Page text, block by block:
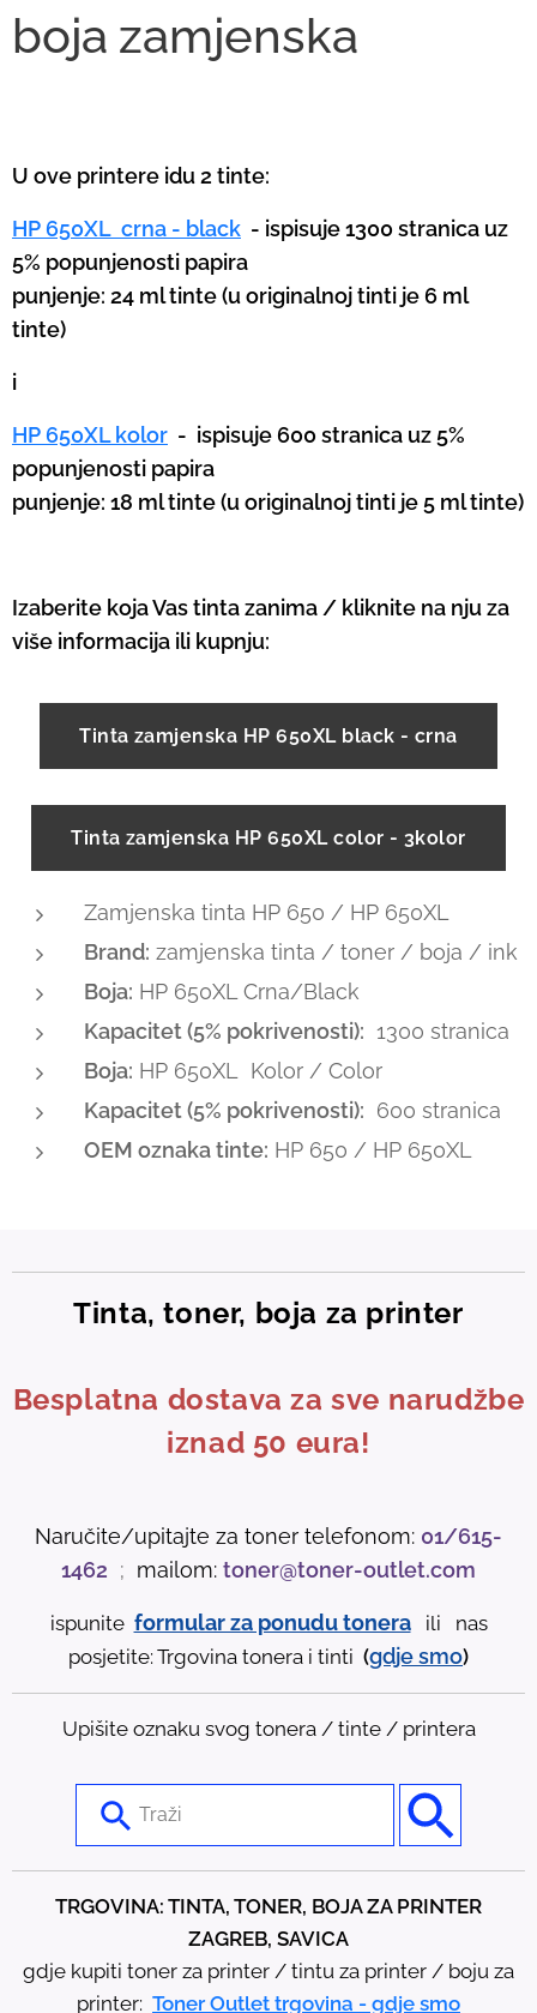
boja zamjenska
U ove printere idu 2 tinte:
HP 650XL crna - black - ispisuje 1300 stranica uz
5% popunjenosti papira
punjenje: 24 ml tinte (u originalnoj tinti je 6 ml
tinte)
i
HP 650XL kolor - ispisuje 600 stranica uz 5%
popunjenosti papira
punjenje: 18 ml tinte (u originalnoj tinti je 5 ml tinte)
Izaberite koja Vas tinta zanima / kliknite na nju za
više informacija ili kupnju:
Tinta zamjenska HP 650XL black - crna
Tinta zamjenska HP 650XL color - 3kolor
Zamjenska tinta HP 650 / HP 650XL
Brand: zamjenska tinta / toner / boja / ink
Boja: HP 650XL Crna/Black
Kapacitet (5% pokrivenosti): 1300 stranica
Boja: HP 650XL Kolor / Color
Kapacitet (5% pokrivenosti): 600 stranica
OEM oznaka tinte: HP 650 / HP 650XL
Tinta, toner, boja za printer
Besplatna dostava za sve narudžbe
iznad 50 eura!
Naručite/upitajte za toner telefonom: 01/615-
1462 ; mailom: toner@toner-outlet.com
ispunite formular za ponudu tonera
ili nas
posjetite: Trgovina tonera i tinti (gdjesmo)
Upišite oznaku svog tonera / tinte / printera
t
TRGOVINA: TINTA, TONER, BOJA ZA PRINTER
ZAGREB, SAVICA
gdje kupiti toner za printer / tintu za printer / boju za
printer: Toner Outlet trgovina - gdje smo